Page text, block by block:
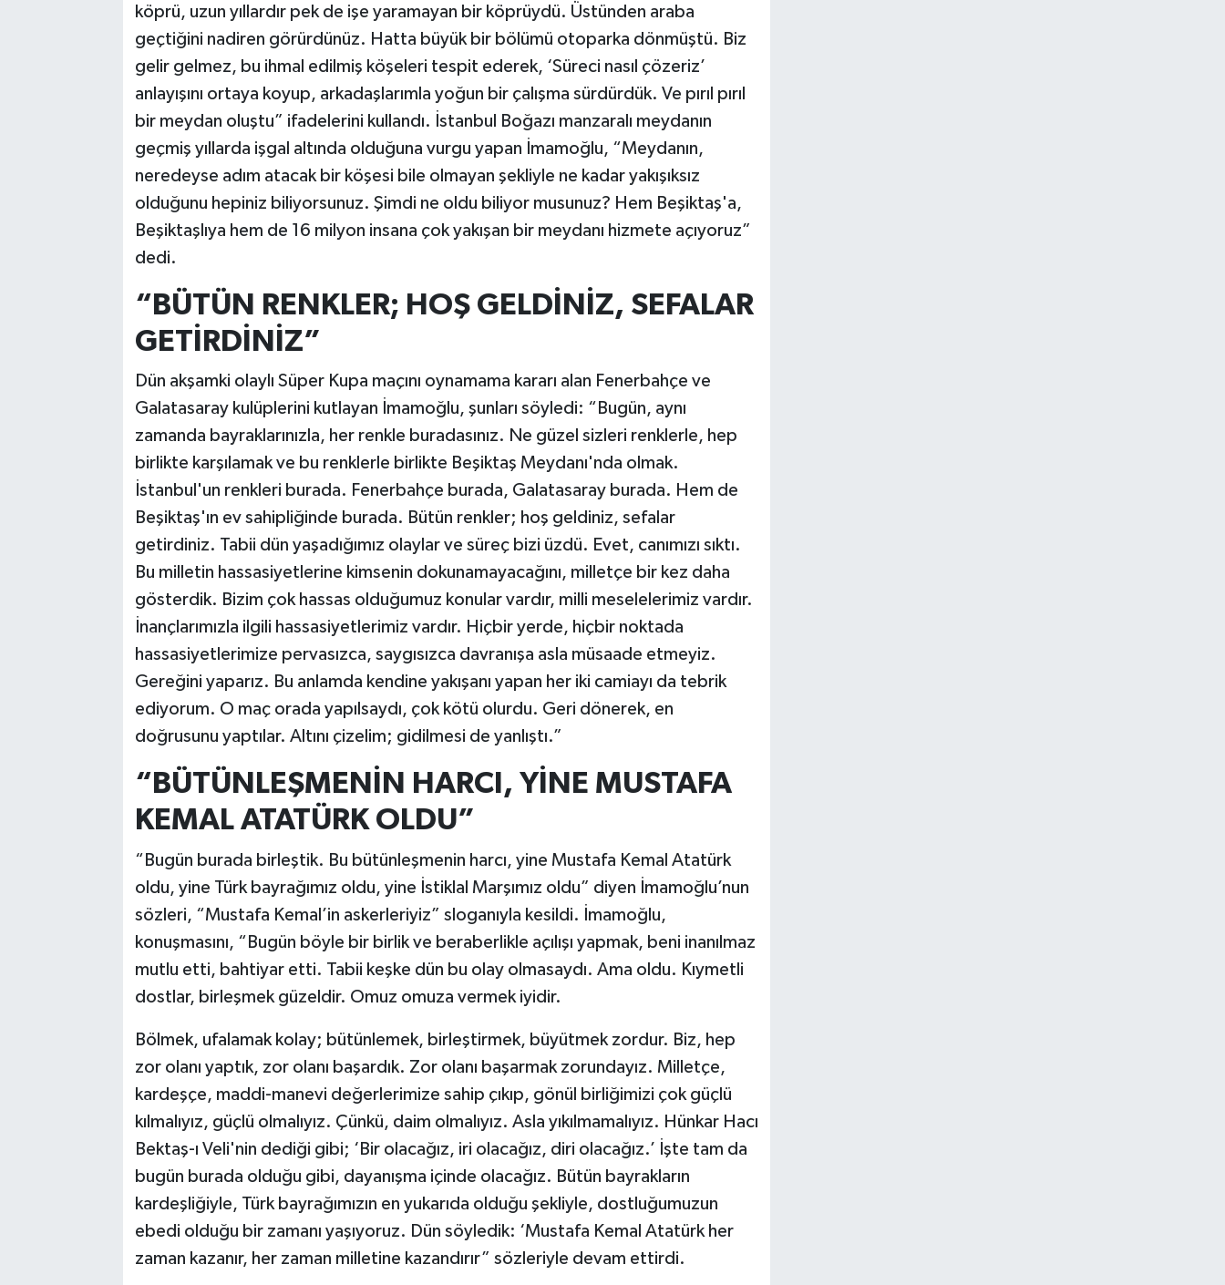
köprü, uzun yıllardır pek de işe yaramayan bir köprüydü. Üstünden araba
geçtiğini nadiren görürdünüz. Hatta büyük bir bölümü otoparka dönmüştü. Biz
gelir gelmez, bu ihmal edilmiş köşeleri tespit ederek, ‘Süreci nasıl çözeriz’
anlayışını ortaya koyup, arkadaşlarımla yoğun bir çalışma sürdürdük. Ve pırıl pırıl
bir meydan oluştu” ifadelerini kullandı. İstanbul Boğazı manzaralı meydanın
geçmiş yıllarda işgal altında olduğuna vurgu yapan İmamoğlu, “Meydanın,
neredeyse adım atacak bir köşesi bile olmayan şekliyle ne kadar yakışıksız
olduğunu hepiniz biliyorsunuz. Şimdi ne oldu biliyor musunuz? Hem Beşiktaş'a,
Beşiktaşlıya hem de 16 milyon insana çok yakışan bir meydanı hizmete açıyoruz”
dedi.
“BÜTÜN RENKLER; HOŞ GELDİNİZ, SEFALAR
GETİRDİNİZ”
Dün akşamki olaylı Süper Kupa maçını oynamama kararı alan Fenerbahçe ve
Galatasaray kulüplerini kutlayan İmamoğlu, şunları söyledi: “Bugün, aynı
zamanda bayraklarınızla, her renkle buradasınız. Ne güzel sizleri renklerle, hep
birlikte karşılamak ve bu renklerle birlikte Beşiktaş Meydanı'nda olmak.
İstanbul'un renkleri burada. Fenerbahçe burada, Galatasaray burada. Hem de
Beşiktaş'ın ev sahipliğinde burada. Bütün renkler; hoş geldiniz, sefalar
getirdiniz. Tabii dün yaşadığımız olaylar ve süreç bizi üzdü. Evet, canımızı sıktı.
Bu milletin hassasiyetlerine kimsenin dokunamayacağını, milletçe bir kez daha
gösterdik. Bizim çok hassas olduğumuz konular vardır, milli meselelerimiz vardır.
İnançlarımızla ilgili hassasiyetlerimiz vardır. Hiçbir yerde, hiçbir noktada
hassasiyetlerimize pervasızca, saygısızca davranışa asla müsaade etmeyiz.
Gereğini yaparız. Bu anlamda kendine yakışanı yapan her iki camiayı da tebrik
ediyorum. O maç orada yapılsaydı, çok kötü olurdu. Geri dönerek, en
doğrusunu yaptılar. Altını çizelim; gidilmesi de yanlıştı.”
“BÜTÜNLEŞMENİN HARCI, YİNE MUSTAFA
KEMAL ATATÜRK OLDU”
“Bugün burada birleştik. Bu bütünleşmenin harcı, yine Mustafa Kemal Atatürk
oldu, yine Türk bayrağımız oldu, yine İstiklal Marşımız oldu” diyen İmamoğlu’nun
sözleri, “Mustafa Kemal’in askerleriyiz” sloganıyla kesildi. İmamoğlu,
konuşmasını, “Bugün böyle bir birlik ve beraberlikle açılışı yapmak, beni inanılmaz
mutlu etti, bahtiyar etti. Tabii keşke dün bu olay olmasaydı. Ama oldu. Kıymetli
dostlar, birleşmek güzeldir. Omuz omuza vermek iyidir.
Bölmek, ufalamak kolay; bütünlemek, birleştirmek, büyütmek zordur. Biz, hep
zor olanı yaptık, zor olanı başardık. Zor olanı başarmak zorundayız. Milletçe,
kardeşçe, maddi-manevi değerlerimize sahip çıkıp, gönül birliğimizi çok güçlü
kılmalıyız, güçlü olmalıyız. Çünkü, daim olmalıyız. Asla yıkılmamalıyız. Hünkar Hacı
Bektaş-ı Veli'nin dediği gibi; ‘Bir olacağız, iri olacağız, diri olacağız.’ İşte tam da
bugün burada olduğu gibi, dayanışma içinde olacağız. Bütün bayrakların
kardeşliğiyle, Türk bayrağımızın en yukarıda olduğu şekliyle, dostluğumuzun
ebedi olduğu bir zamanı yaşıyoruz. Dün söyledik: ‘Mustafa Kemal Atatürk her
zaman kazanır, her zaman milletine kazandırır” sözleriyle devam ettirdi.